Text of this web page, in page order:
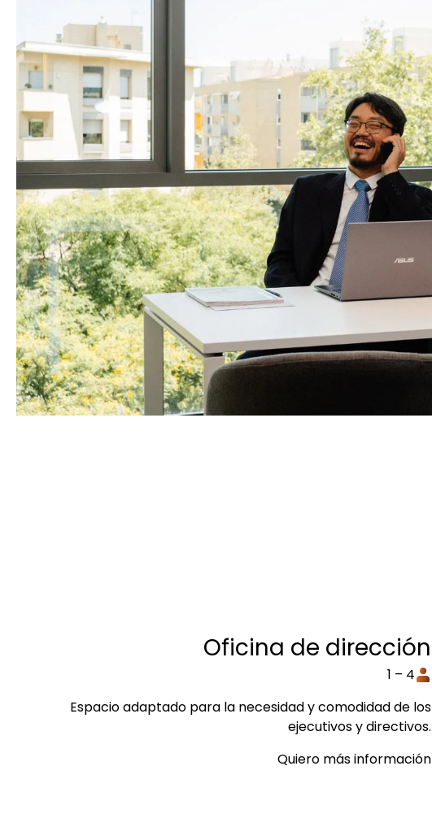
Oficina de dirección
1 – 4
Espacio adaptado para la necesidad y comodidad de los
ejecutivos y directivos.
Quiero más información